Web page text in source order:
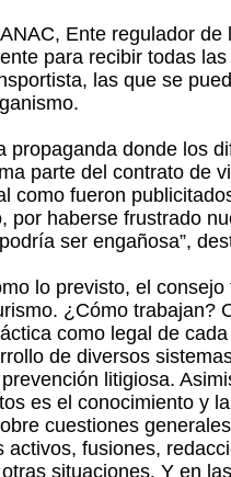
Ente regulador de
para recibir todas
las que se
propaganda donde los
parte del contrato de
como fueron
por haberse frustrado
ser engañosa”,
lo previsto, el consejo
¿Cómo trabajan?
como legal de
de diversos
litigiosa.
es el conocimiento y
cuestiones
fusiones,
situaciones. Y en